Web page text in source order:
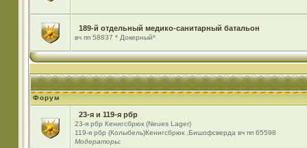
189-й отдельный медико-санитарный батальон
вч пп 58837 * Докерный*
Форум
23-я и 119-я рбр
23-я рбр Кенигсбрюк (Neues Lager)
119-я рбр (Колыбель)Кенигсбрюк ,Бишофсверда вч пп 65598
Модераторы: